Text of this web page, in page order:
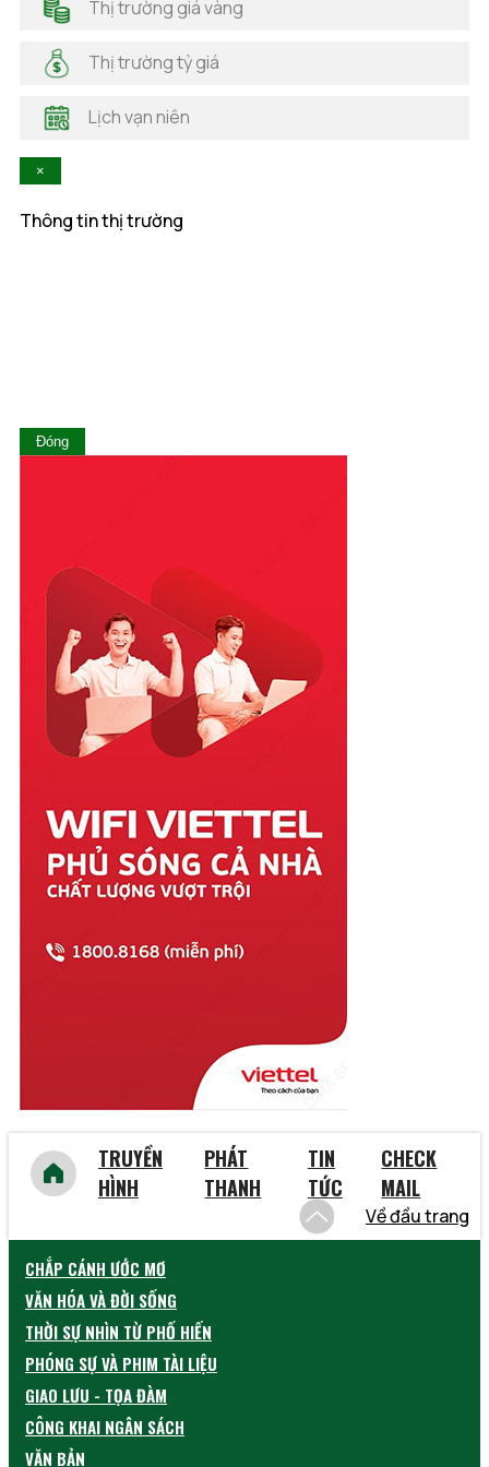
Hải Phòng
Hà Tĩnh
Hòa Bình
Lai Châu
Quảng Ngãi
Quảng Ninh
Quảng Trị
Sóc Trăng
Sơn La
Tây Ninh
Thái Bình
Thái Nguyên
Thừa Thiên Huế
Tiền Giang
Trà Vinh
Tuyên Quang
Vĩnh Phúc
Vũng Tàu
Thị trường giá vàng
Thị trường tỷ giá
Lịch vạn niên
×
Thông tin thị trường
Đóng
TRUYỀN
HÌNH
PHÁT
THANH
TIN
TỨC
CHECK
MAIL
Về đầu trang
CHẮP CÁNH ƯỚC MƠ
VĂN HÓA VÀ ĐỜI SỐNG
THỜI SỰ NHÌN TỪ PHỐ HIẾN
PHÓNG SỰ VÀ PHIM TÀI LIỆU
GIAO LƯU - TỌA ĐÀM
CÔNG KHAI NGÂN SÁCH
VĂN BẢN